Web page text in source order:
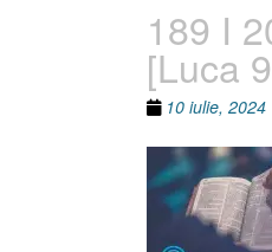
189 I
[Luca
10 iulie, 2024